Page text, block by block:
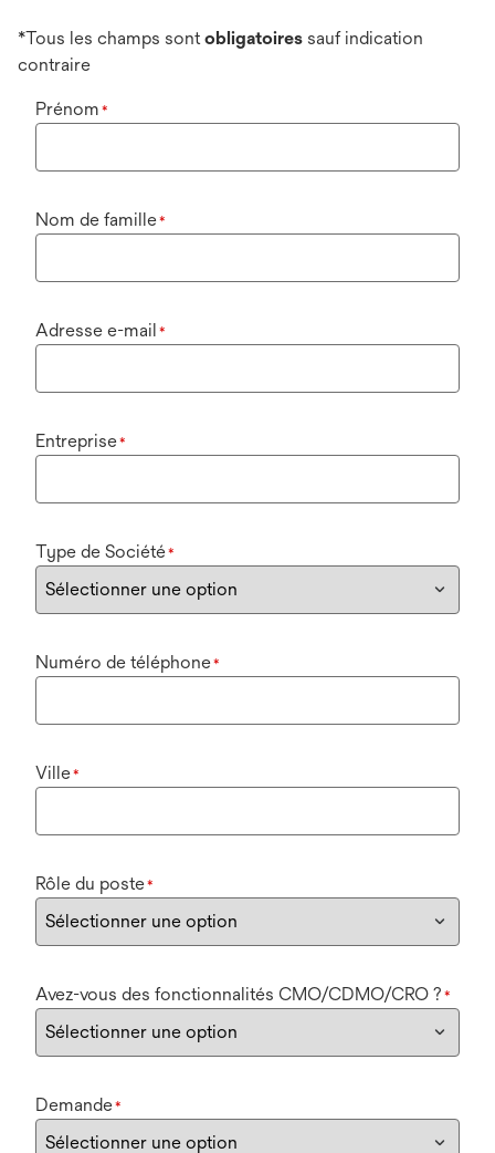
*Tous les champs sontobligatoires sauf indication
contraire
Prénom *
Nom de famille*
Adresse e-mail *
Entreprise*
Type de Société*
Numéro de téléphone*
Ville*
Rôle du poste*
Avez-vous des fonctionnalités CMO/CDMO/CRO ? *
Demande*